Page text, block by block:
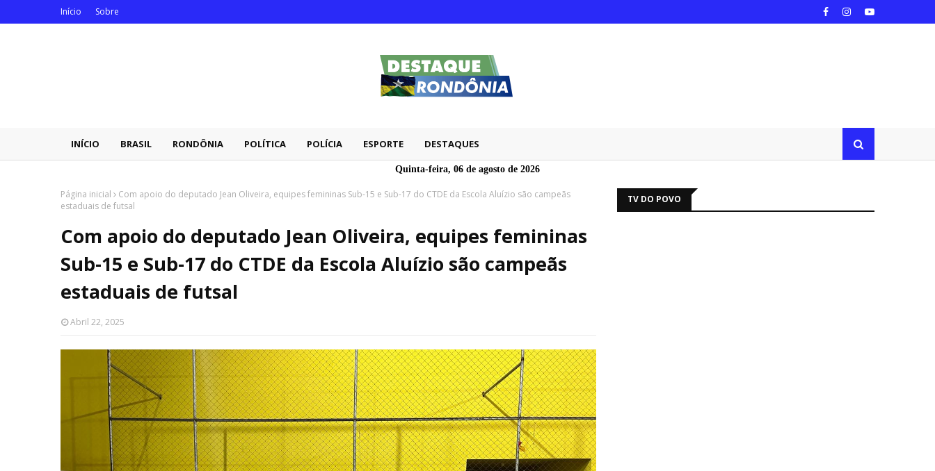
Início Sobre
INÍCIO BRASIL RONDÔNIA POLÍTICA POLÍCIA ESPORTE DESTAQUES
Quinta-feira, 06 de agosto de 2026
Página inicial
Com apoio do deputado Jean Oliveira, equipes femininas Sub-15 e Sub-17 do CTDE da Escola Aluízio são campeãs
estaduais de futsal
Com apoio do deputado Jean Oliveira, equipes femininas
Sub-15 e Sub-17 do CTDE da Escola Aluízio são campeãs
estaduais de futsal
Abril 22, 2025
TV DO POVO